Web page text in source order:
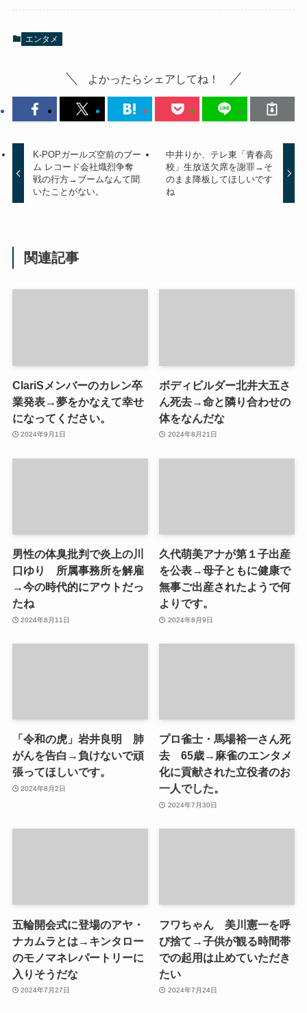
エンタメ
よかったらシェアしてね！
K-POPガールズ空前のブー
ム レコード会社熾烈争奪
戦の行方→ブームなんて聞
いたことがない。
中井りか、テレ東「青春高
校」生放送欠席を謝罪→そ
のまま降板してほしいです
ね
関連記事
ClariSメンバーのカレン卒
業発表→夢をかなえて幸せ
になってください。
2024年9月1日
ボディビルダー北井大五さ
ん死去→命と隣り合わせの
体をなんだな
2024年8月21日
男性の体臭批判で炎上の川
口ゆり 所属事務所を解雇
→今の時代的にアウトだっ
たね
2024年8月11日
久代萌美アナが第１子出産
を公表→母子ともに健康で
無事ご出産されたようで何
よりです。
2024年8月9日
「令和の虎」岩井良明 肺
がんを告白→負けないで頑
張ってほしいです。
2024年8月2日
プロ雀士・馬場裕一さん死
去 65歳→麻雀のエンタメ
化に貢献された立役者のお
一人でした。
2024年7月30日
五輪開会式に登場のアヤ・
ナカムラとは→キンタロー
のモノマネレパートリーに
入りそうだな
2024年7月27日
フワちゃん 美川憲一を呼
び捨て→子供が観る時間帯
での起用は止めていただき
たい
2024年7月24日